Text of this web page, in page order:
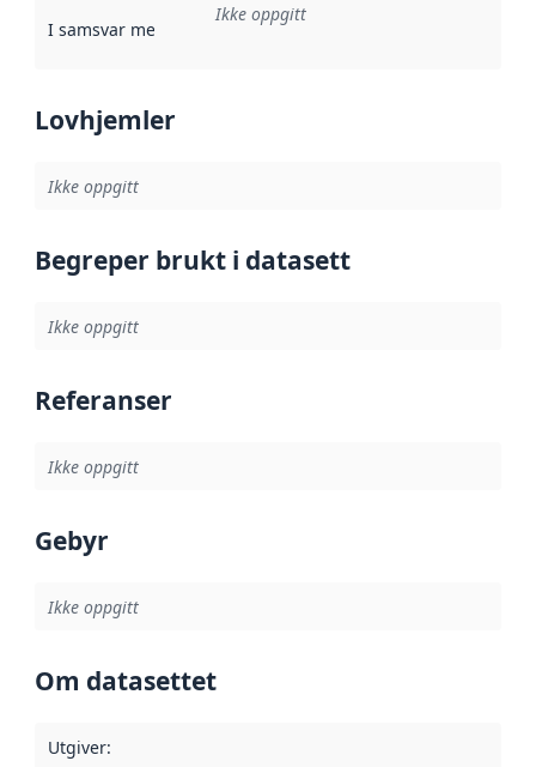
I samsvar med Referanse til en implementasjonsregel
Ikke oppgitt
Lovhjemler
Ikke oppgitt
Begreper brukt i datasett
Ikke oppgitt
Referanser
Ikke oppgitt
Gebyr
Ikke oppgitt
Om datasettet
Utgiver: